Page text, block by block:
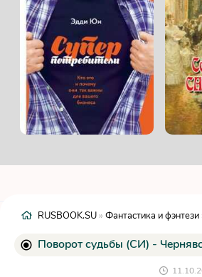
RUSBOOK.SU » Фантастика и фэнтези
Поворот судьбы (СИ) -